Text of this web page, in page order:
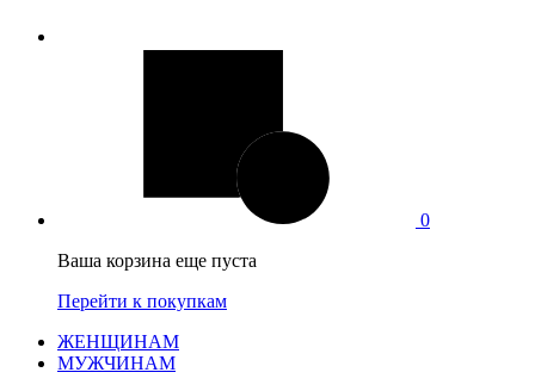
0
Ваша корзина еще пуста
Перейти к покупкам
ЖЕНЩИНАМ
МУЖЧИНАМ